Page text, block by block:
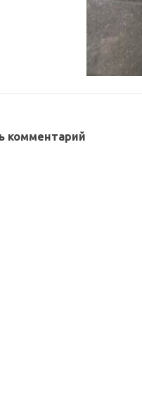
комментарий